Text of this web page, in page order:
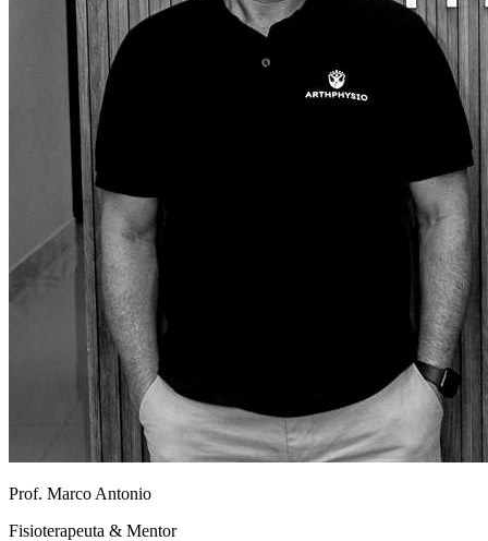
Prof. Marco Antonio
Fisioterapeuta & Mentor